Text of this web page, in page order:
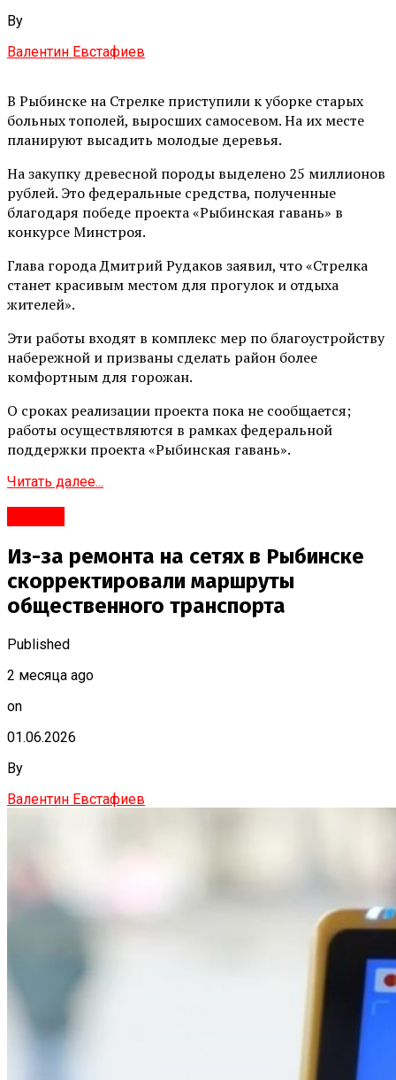
By
Валентин Евстафиев
В Рыбинске на Стрелке приступили к уборке старых
больных тополей, выросших самосевом. На их месте
планируют высадить молодые деревья.
На закупку древесной породы выделено 25 миллионов
рублей. Это федеральные средства, полученные
благодаря победе проекта «Рыбинская гавань» в
конкурсе Минстроя.
Глава города Дмитрий Рудаков заявил, что «Стрелка
станет красивым местом для прогулок и отдыха
жителей».
Эти работы входят в комплекс мер по благоустройству
набережной и призваны сделать район более
комфортным для горожан.
О сроках реализации проекта пока не сообщается;
работы осуществляются в рамках федеральной
поддержки проекта «Рыбинская гавань».
Читать далее...
Из-за ремонта на сетях в Рыбинске
скорректировали маршруты
общественного транспорта
Published
2 месяца ago
on
01.06.2026
By
Валентин Евстафиев